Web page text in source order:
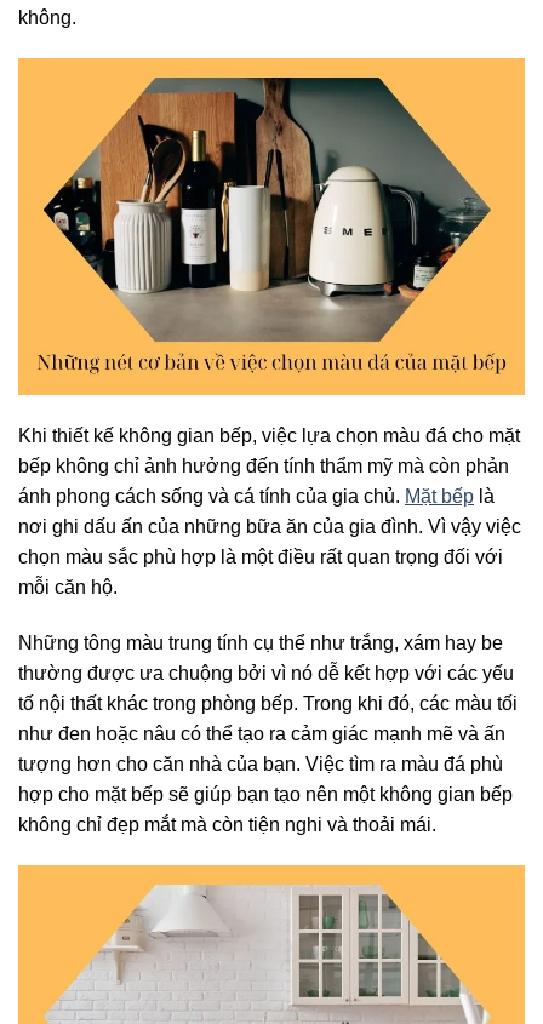
không.
Khi thiết kế không gian bếp, việc lựa chọn màu đá cho mặt
bếp không chỉ ảnh hưởng đến tính thẩm mỹ mà còn phản
ánh phong cách sống và cá tính của gia chủ. Mặt bếp là
nơi ghi dấu ấn của những bữa ăn của gia đình. Vì vậy việc
chọn màu sắc phù hợp là một điều rất quan trọng đối với
mỗi căn hộ.
Những tông màu trung tính cụ thể như trắng, xám hay be
thường được ưa chuộng bởi vì nó dễ kết hợp với các yếu
tố nội thất khác trong phòng bếp. Trong khi đó, các màu tối
như đen hoặc nâu có thể tạo ra cảm giác mạnh mẽ và ấn
tượng hơn cho căn nhà của bạn. Việc tìm ra màu đá phù
hợp cho mặt bếp sẽ giúp bạn tạo nên một không gian bếp
không chỉ đẹp mắt mà còn tiện nghi và thoải mái.